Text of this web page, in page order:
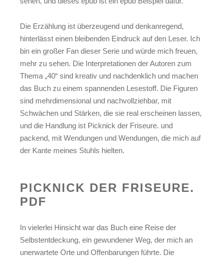
Die Erzählung ist überzeugend und denkanregend,
hinterlässt einen bleibenden Eindruck auf den Leser. Ich
bin ein großer Fan dieser Serie und würde mich freuen,
mehr zu sehen. Die Interpretationen der Autoren zum
Thema „40“ sind kreativ und nachdenklich und machen
das Buch zu einem spannenden Lesestoff. Die Figuren
sind mehrdimensional und nachvollziehbar, mit
Schwächen und Stärken, die sie real erscheinen lassen,
und die Handlung ist Picknick der Friseure. und
packend, mit Wendungen und Wendungen, die mich auf
der Kante meines Stuhls hielten.
PICKNICK DER FRISEURE.
PDF
In vielerlei Hinsicht war das Buch eine Reise der
Selbstentdeckung, ein gewundener Weg, der mich an
unerwartete Orte und Offenbarungen führte. Die